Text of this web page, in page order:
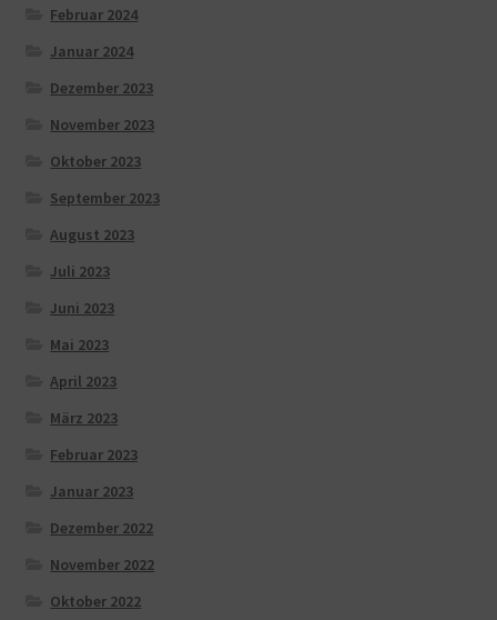
Februar 2024
Januar 2024
Dezember 2023
November 2023
Oktober 2023
September 2023
August 2023
Juli 2023
Juni 2023
Mai 2023
April 2023
März 2023
Februar 2023
Januar 2023
Dezember 2022
November 2022
Oktober 2022